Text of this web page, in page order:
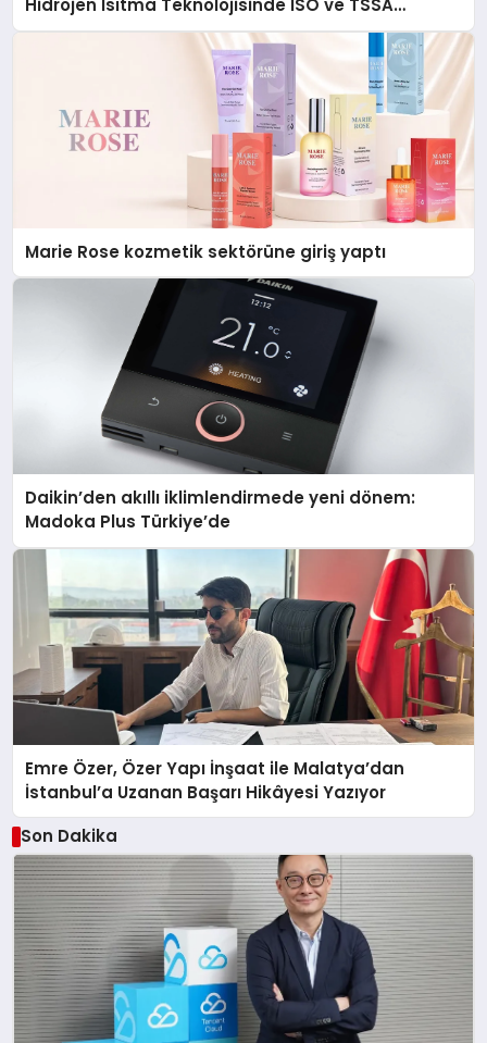
Hidrojen Isıtma Teknolojisinde ISO ve TSSA
Düzenleyici Onaylarını Aldı
Marie Rose kozmetik sektörüne giriş yaptı
Daikin’den akıllı iklimlendirmede yeni dönem:
Madoka Plus Türkiye’de
Emre Özer, Özer Yapı İnşaat ile Malatya’dan
İstanbul’a Uzanan Başarı Hikâyesi Yazıyor
Son Dakika